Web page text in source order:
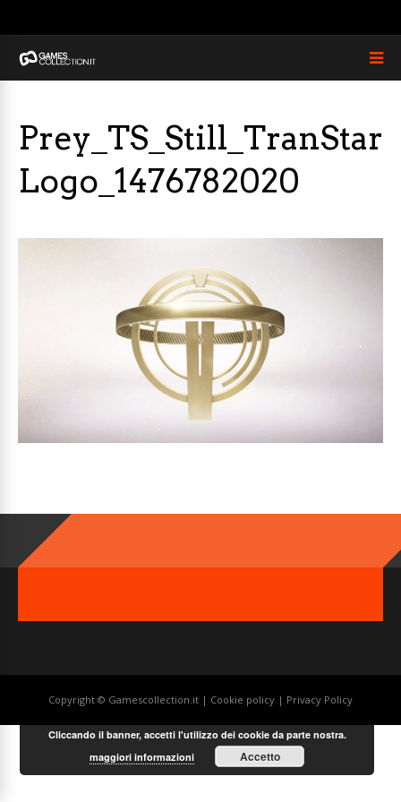
Prey_TS_Still_TranStar
Logo_1476782020
Copyright © Gamescollection.it | Cookie policy | Privacy Policy
Cliccando il banner, accetti l'utilizzo dei cookie da parte nostra.
maggiori informazioni
Accetto